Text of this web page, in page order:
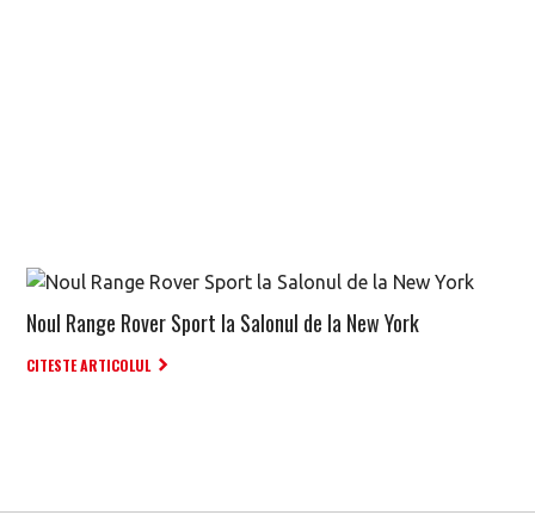
Noul Range Rover Sport la Salonul de la New York
CITESTE ARTICOLUL